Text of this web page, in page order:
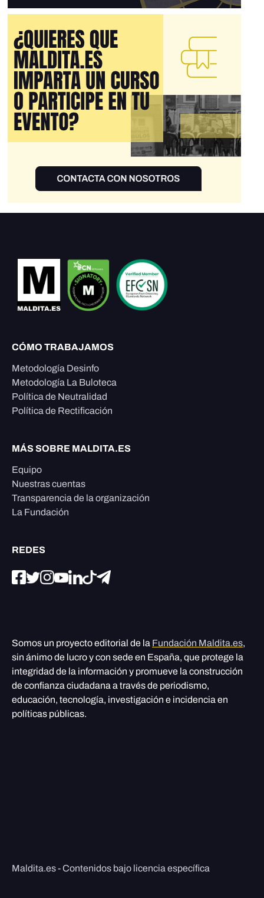
CÓMO TRABAJAMOS
Metodología Desinfo
Metodología La Buloteca
Política de Neutralidad
Política de Rectificación
MÁS SOBRE MALDITA.ES
Equipo
Nuestras cuentas
Transparencia de la organización
La Fundación
REDES
Somos un proyecto editorial de la Fundación Maldita.es,
sin ánimo de lucro y con sede en España, que protege la
integridad de la información y promueve la construcción
de confianza ciudadana a través de periodismo,
educación, tecnología, investigación e incidencia en
políticas públicas.
Maldita.es - Contenidos bajo licencia específica